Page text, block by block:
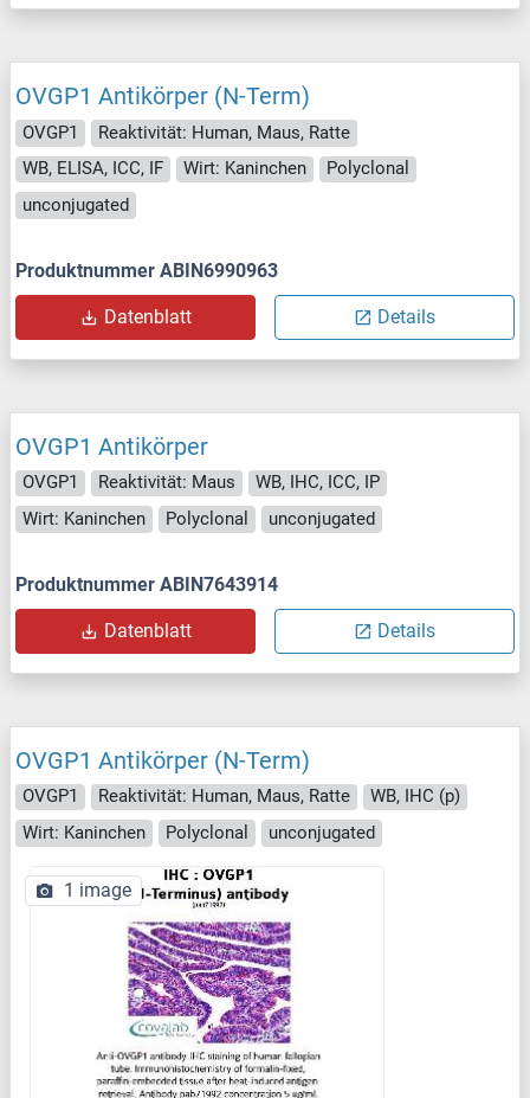
OVGP1 Antikörper (N-Term)
OVGP1
Reaktivität: Human, Maus, Ratte
WB, ELISA, ICC, IF
Wirt: Kaninchen
Polyclonal
unconjugated
Produktnummer ABIN6990963
Datenblatt Details
OVGP1 Antikörper
OVGP1 Reaktivität: Maus
WB, IHC, ICC, IP
Wirt: Kaninchen
Polyclonal unconjugated
Produktnummer ABIN7643914
Datenblatt Details
OVGP1 Antikörper (N-Term)
OVGP1 Reaktivität: Human, Maus, Ratte
WB, IHC (p)
Wirt: Kaninchen
Polyclonal unconjugated
1 image